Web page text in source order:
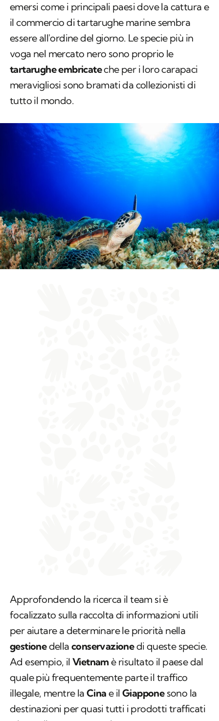
emersi come i principali paesi dove la cattura e
il commercio di tartarughe marine sembra
essere all'ordine del giorno. Le specie più in
voga nel mercato nero sono proprio le
tartarughe embricateche per i loro carapaci
meravigliosi sono bramati da collezionisti di
tutto il mondo.
Approfondendo la ricerca il team si è
focalizzato sulla raccolta di informazioni utili
per aiutare a determinare le priorità nella
gestionedellaconservazionedi queste specie.
Ad esempio, ilVietnam è risultato il paese dal
quale più frequentemente parte il traffico
illegale, mentre la Cina e ilGiapponesono la
destinazioni per quasi tutti i prodotti trafficati